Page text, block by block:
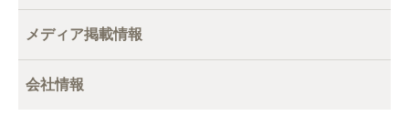
メディア掲載情報
会社情報